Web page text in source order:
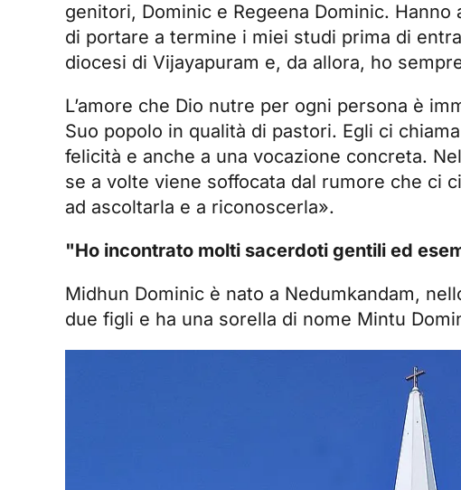
genitori, Dominic e Regeena Dominic.
di portare a termine i miei studi prima di
diocesi di Vijayapuram e, da allora, ho
L’amore che Dio nutre per ogni persona è
Suo popolo in qualità di pastori. Egli ci
felicità e anche a una vocazione concreta.
se a volte viene soffocata dal rumore che ci
ad ascoltarla e a riconoscerla».
"Ho incontrato molti sacerdoti gentili ed
Midhun Dominic è nato a Nedumkandam,
due figli e ha una sorella di nome Mintu